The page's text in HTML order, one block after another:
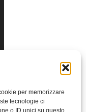
per memorizzare
tecnologie ci
o ID unici su questo